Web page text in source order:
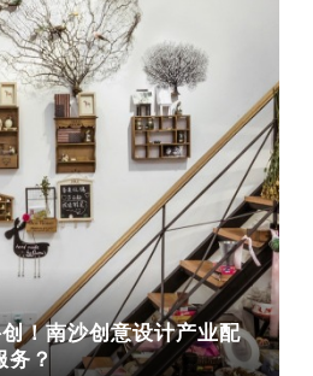
！南沙创意设计产业配
务？